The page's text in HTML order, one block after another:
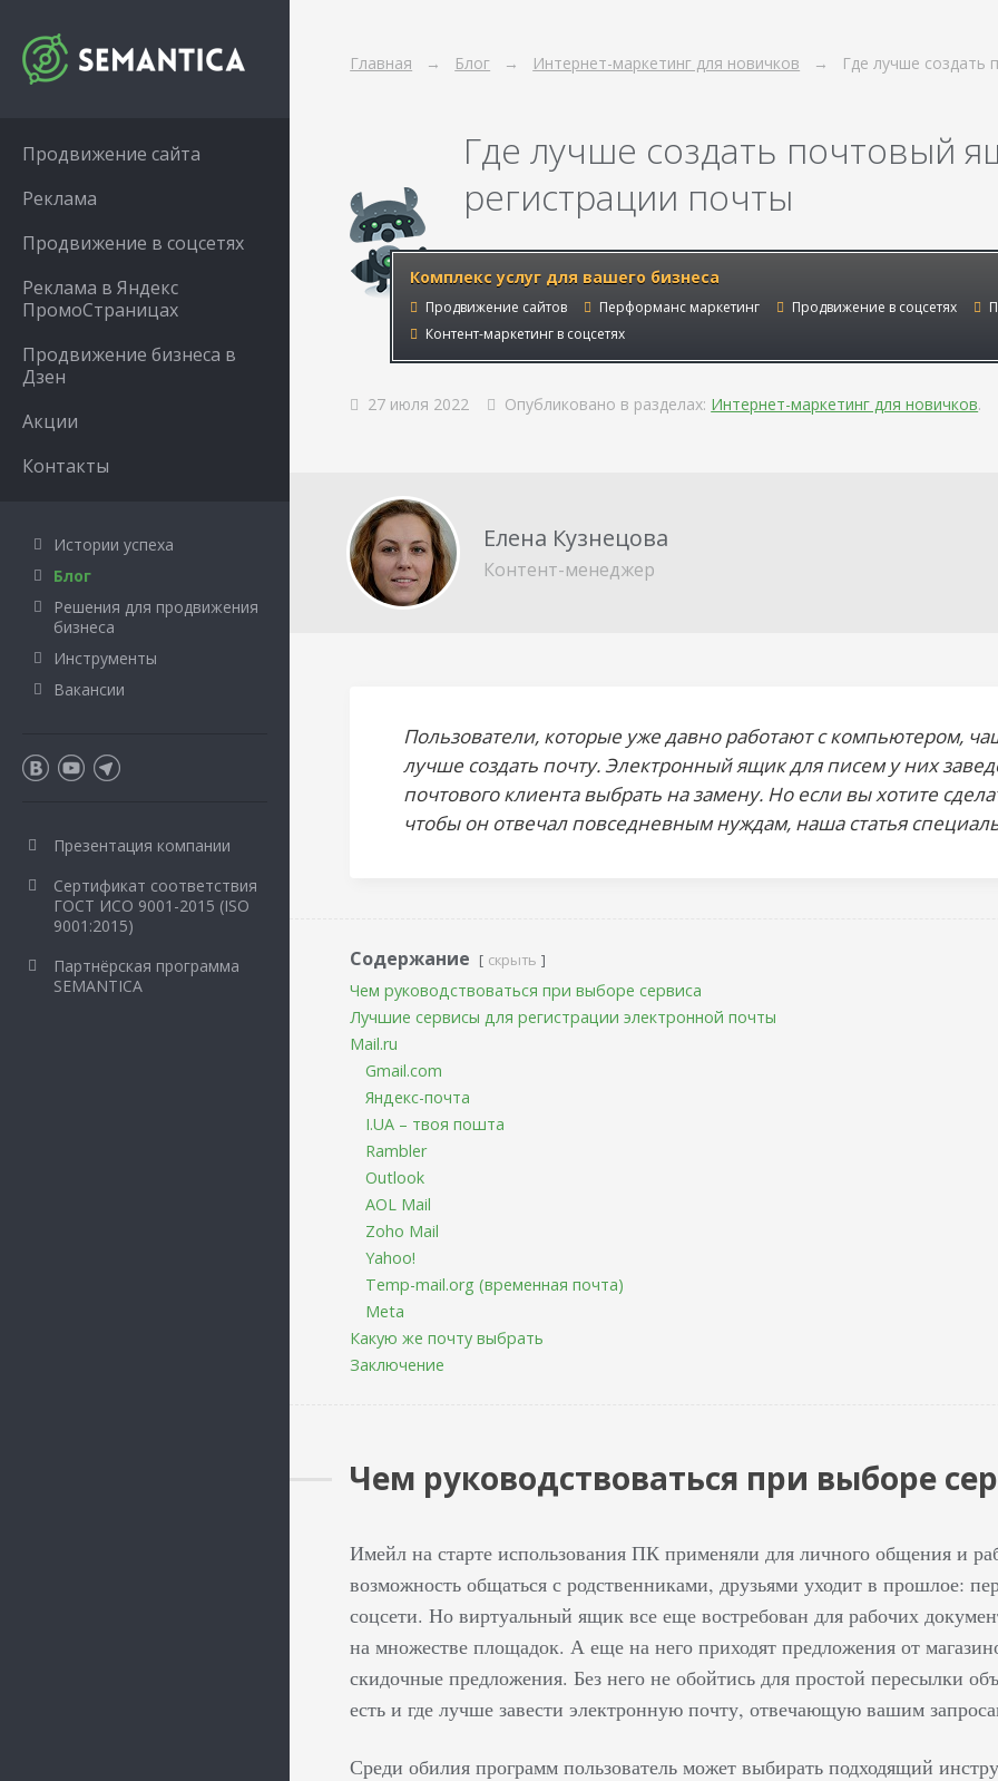
Главная Блог Интернет-маркетинг для новичков Где лучше создать
Где лучше создать почтовый
регистрации почты
Комплекс услуг для вашего бизнеса
Продвижение сайтов Перформанс маркетинг Продвижение в соцсетях
Контент-маркетинг в соцсетях
27 июля 2022 Опубликовано в разделах: Интернет-маркетинг для новичков.
Елена Кузнецова
Контент-менеджер
Пользователи, которые уже давно работают с компьютером,
лучше создать почту. Электронный ящик для писем у них
почтового клиента выбрать на замену. Но если вы хотите
чтобы он отвечал повседневным нуждам, наша статья
Содержание скрыть
Чем руководствоваться при выборе сервиса
Лучшие сервисы для регистрации электронной почты
Mail.ru
Gmail.com
Яндекс-почта
I.UA – твоя пошта
Rambler
Outlook
AOL Mail
Zoho Mail
Yahoo!
Temp-mail.org (временная почта)
Meta
Какую же почту выбрать
Заключение
Чем руководствоваться при выборе
Имейл на старте использования ПК применяли для личного общения и
возможность общаться с родственниками, друзьями уходит в прошлое:
соцсети. Но виртуальный ящик все еще востребован для рабочих
на множестве площадок. А еще на него приходят предложения от
скидочные предложения. Без него не обойтись для простой пересылки
есть и где лучше завести электронную почту, отвечающую вашим
Среди обилия программ пользователь может выбирать подходящий
Продвижение сайта
Реклама
Продвижение в соцсетях
Реклама в Яндекс
ПромоСтраницах
Продвижение бизнеса в
Дзен
Акции
Контакты
Истории успеха
Блог
Решения для продвижения
бизнеса
Инструменты
Вакансии
Презентация компании
Сертификат соответствия
ГОСТ ИСО 9001-2015 (ISO
9001:2015)
Партнёрская программа
SEMANTICA